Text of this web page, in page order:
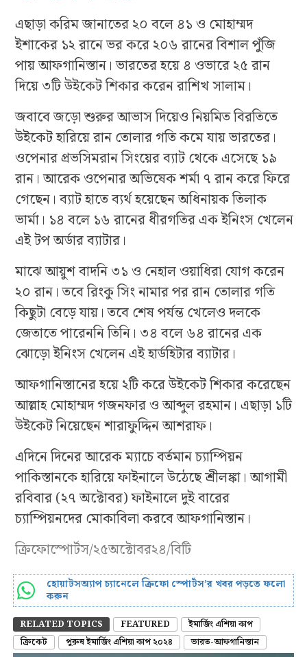
এছাড়া করিম জানাতের ২০ বলে ৪১ ও মোহাম্মদ
ইশাকের ১২ রানে ভর করে ২০৬ রানের বিশাল পুঁজি
পায় আফগানিস্তান। ভারতের হয়ে ৪ ওভারে ২৫ রান
দিয়ে ৩টি উইকেট শিকার করেন রাশিখ সালাম।
জবাবে জড়ো শুরুর আভাস দিয়েও নিয়মিত বিরতিতে
উইকেট হারিয়ে রান তোলার গতি কমে যায় ভারতের।
ওপেনার প্রভসিমরান সিংয়ের ব্যাট থেকে এসেছে ১৯
রান। আরেক ওপেনার অভিষেক শর্মা ৭ রান করে ফিরে
গেছেন। ব্যাট হাতে ব্যর্থ হয়েছেন অধিনায়ক তিলাক
ভার্মা। ১৪ বলে ১৬ রানের ধীরগতির এক ইনিংস খেলেন
এই টপ অর্ডার ব্যাটার।
মাঝে আয়ুশ বাদনি ৩১ ও নেহাল ওয়াধিরা যোগ করেন
২০ রান। তবে রিংকু সিং নামার পর রান তোলার গতি
কিছুটা বেড়ে যায়। তবে শেষ পর্যন্ত খেলেও দলকে
জেতাতে পারেননি তিনি। ৩৪ বলে ৬৪ রানের এক
ঝোড়ো ইনিংস খেলেন এই হার্ডহিটার ব্যাটার।
আফগানিস্তানের হয়ে ২টি করে উইকেট শিকার করেছেন
আল্লাহ মোহাম্মদ গজনফার ও আব্দুল রহমান। এছাড়া ১টি
উইকেট নিয়েছেন শারাফুদ্দিন আশরাফ।
এদিনে দিনের আরেক ম্যাচে বর্তমান চ্যাম্পিয়ন
পাকিস্তানকে হারিয়ে ফাইনালে উঠেছে শ্রীলঙ্কা। আগামী
রবিবার (২৭ অক্টোবর) ফাইনালে দুই বারের
চ্যাম্পিয়নদের মোকাবিলা করবে আফগানিস্তান।
ক্রিফোস্পোর্টস/২৫অক্টোবর২৪/বিটি
হোয়াটসঅ্যাপ চ্যানেলে ক্রিফো স্পোর্টস’র খবর পড়তে ফলো
করুন
RELATED TOPICS FEATURED
ইমার্জিং এশিয়া কাপ
ক্রিকেট
পুরুষ ইমার্জিং এশিয়া কাপ ২০২৪ ভারত-আফগানিস্তান